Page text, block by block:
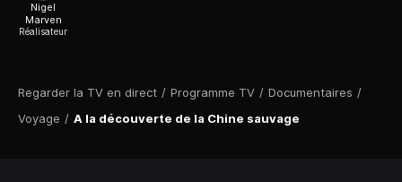
Regarder la TV en direct / Programme TV / Documentaires /
Voyage / A la découverte de la Chine sauvage
Nigel
Marven
Réalisateur